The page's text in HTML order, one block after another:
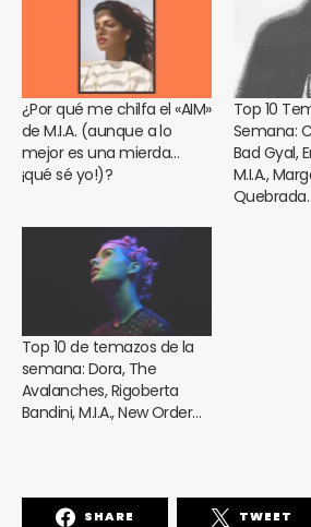
¿Por qué me chilfa el «AIM»
de M.I.A. (aunque a lo
mejor es una mierda…
¡qué sé yo!)?
Top 10
Semana:
Bad Gyal,
M.I.A.,
Top 10 de temazos de la
semana: Dora, The
Avalanches, Rigoberta
Bandini, M.I.A., New Order…
SHARE TWEET